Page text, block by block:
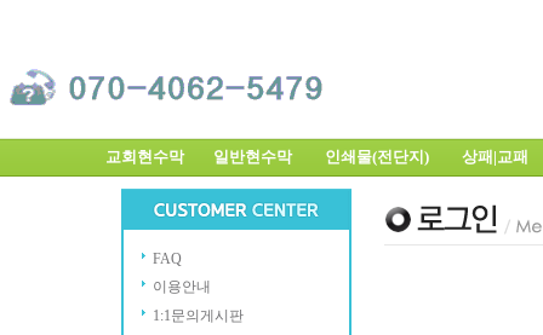
교회현수막 일반현수막 인쇄물(전단지) 상패|교
FAQ
이용안내
1:1문의게시판